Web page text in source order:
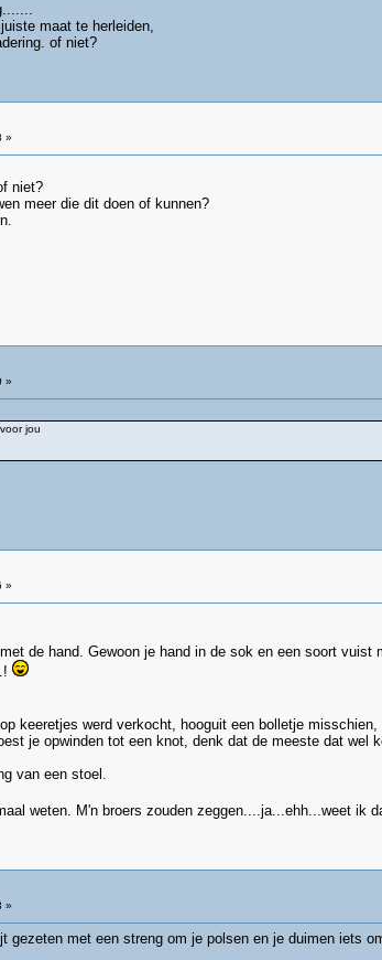
maat te herleiden,
of niet?
»
niet?
meer die dit doen of kunnen?
»
jou
»
de hand. Gewoon je hand in de sok en een soort vuist
keeretjes werd verkocht, hooguit een bolletje misschien,
je opwinden tot een knot, denk dat de meeste dat wel
van een stoel.
weten. M'n broers zouden zeggen....ja...ehh...weet ik
»
gezeten met een streng om je polsen en je duimen iets